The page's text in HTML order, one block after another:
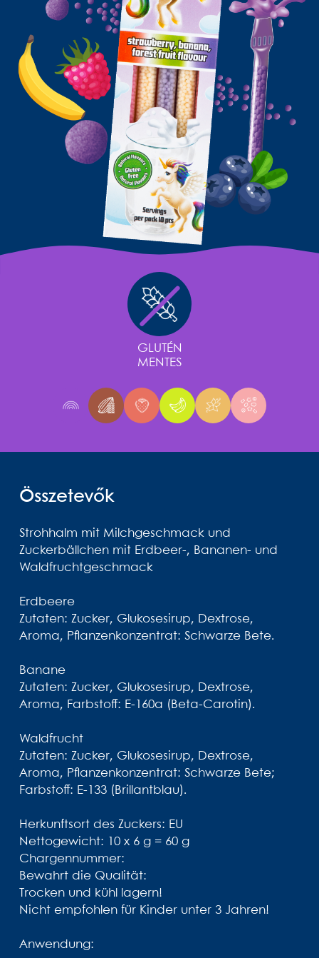
GLUTÉN
MENTES
Összetevők
Strohhalm mit Milchgeschmack und
Zuckerbällchen mit Erdbeer-, Bananen- und
Waldfruchtgeschmack
Erdbeere
Zutaten: Zucker, Glukosesirup, Dextrose,
Aroma, Pflanzenkonzentrat: Schwarze Bete.
Banane
Zutaten: Zucker, Glukosesirup, Dextrose,
Aroma, Farbstoff: E-160a (Beta-Carotin).
Waldfrucht
Zutaten: Zucker, Glukosesirup, Dextrose,
Aroma, Pflanzenkonzentrat: Schwarze Bete;
Farbstoff: E-133 (Brillantblau).
Herkunftsort des Zuckers: EU
Nettogewicht: 10 x 6 g = 60 g
Chargennummer:
Bewahrt die Qualität:
Trocken und kühl lagern!
Nicht empfohlen für Kinder unter 3 Jahren!
Anwendung: